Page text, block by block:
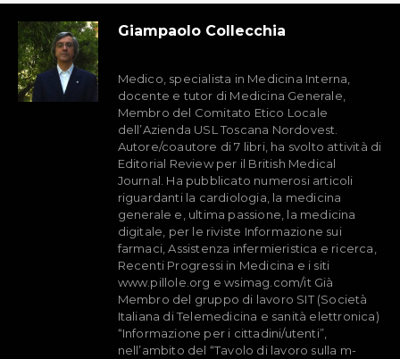
Giampaolo Collecchia
Medico, specialista in Medicina Interna,
docente e tutor di Medicina Generale,
Membro del Comitato Etico Locale
dell’Azienda USL Toscana Nordovest.
Autore/coautore di 7 libri, ha svolto attività di
Editorial Review per il British Medical
Journal. Ha pubblicato numerosi articoli
riguardanti la cardiologia, la medicina
generale e, ultima passione, la medicina
digitale, per le riviste Informazione sui
farmaci, Assistenza infermieristica e ricerca,
Recenti Progressi in Medicina e i siti
www.pillole.org e wsimag.com/it Già
Membro del gruppo di lavoro SIT (Società
Italiana di Telemedicina e sanità elettronica)
“Informazione per i cittadini/utenti”,
nell’ambito del “Tavolo di lavoro sulla m-